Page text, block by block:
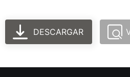
DESCARGAR